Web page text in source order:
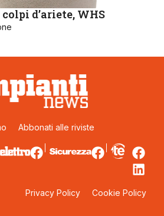
d’ariete, WHS
Abbonati alle riviste
Privacy Policy Cookie Policy